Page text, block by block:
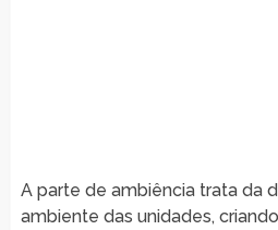
A parte de ambiência trata da
ambiente das unidades,